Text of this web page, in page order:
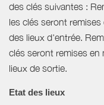
des clés suivantes :
les clés seront
des lieux d'entrée.
clés seront remises
lieux de sortie.
Etat des lieux